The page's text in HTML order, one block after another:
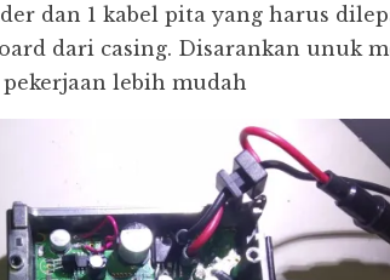
dan 1 kabel pita yang harus
dari casing. Disarankan unuk
lebih mudah